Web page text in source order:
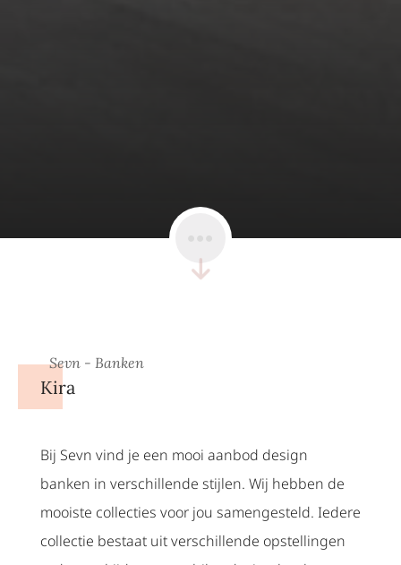
Sevn - Banken
Kira
Bij Sevn vind je een mooi aanbod design
banken in verschillende stijlen. Wij hebben de
mooiste collecties voor jou samengesteld. Iedere
collectie bestaat uit verschillende opstellingen